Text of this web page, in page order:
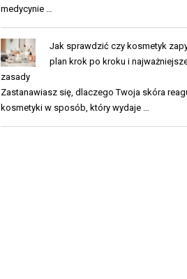
medycynie …
Jak sprawdzić czy kosmetyk
plan krok po kroku i
zasady
Zastanawiasz się, dlaczego Twoja skóra
kosmetyki w sposób, który wydaje …